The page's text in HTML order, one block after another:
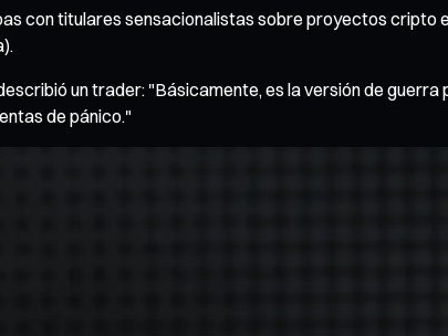
con titulares sensacionalistas sobre proyectos cripto
un trader: "Básicamente, es la versión de
de pánico."